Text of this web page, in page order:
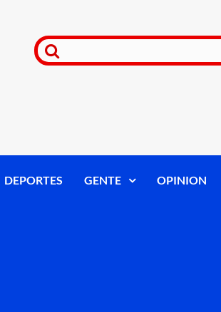
DEPORTES GENTE OPINION